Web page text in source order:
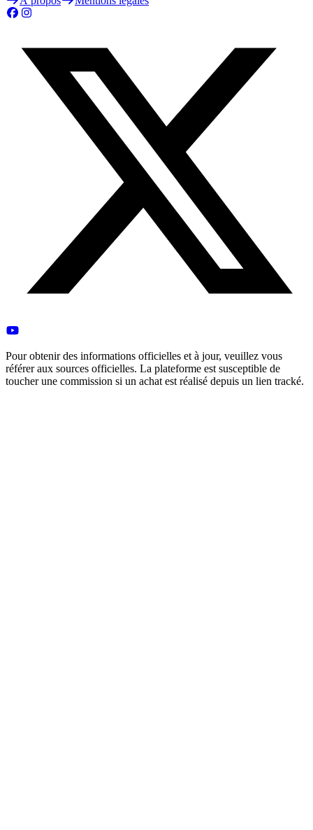
Pour obtenir des informations officielles et à jour, veuillez vous
référer aux sources officielles. La plateforme est susceptible de
toucher une commission si un achat est réalisé depuis un lien tracké.